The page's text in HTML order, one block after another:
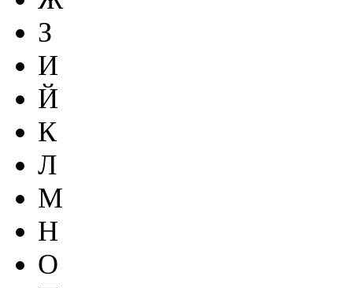
З
И
Й
К
Л
М
Н
О